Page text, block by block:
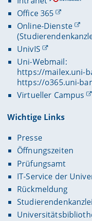
Office 365
Online-Dienste
UnivIS
Uni-Webmail:
https://mailex.uni-
https://o365.uni-
Virtueller Campus
Wichtige Links
Presse
Öffnungszeiten
Prüfungsamt
IT-Service der
Rückmeldung
Studierendenkanzlei